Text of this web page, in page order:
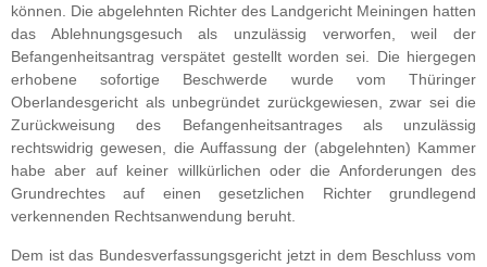
können. Die abgelehnten Richter des Landgericht Meiningen hatten
das Ablehnungsgesuch als unzulässig verworfen, weil der
Befangenheitsantrag verspätet gestellt worden sei. Die hiergegen
erhobene sofortige Beschwerde wurde vom Thüringer
Oberlandesgericht als unbegründet zurückgewiesen, zwar sei die
Zurückweisung des Befangenheitsantrages als unzulässig
rechtswidrig gewesen, die Auffassung der (abgelehnten) Kammer
habe aber auf keiner willkürlichen oder die Anforderungen des
Grundrechtes auf einen gesetzlichen Richter grundlegend
verkennenden Rechtsanwendung beruht.
Dem ist das Bundesverfassungsgericht jetzt in dem Beschluss vom